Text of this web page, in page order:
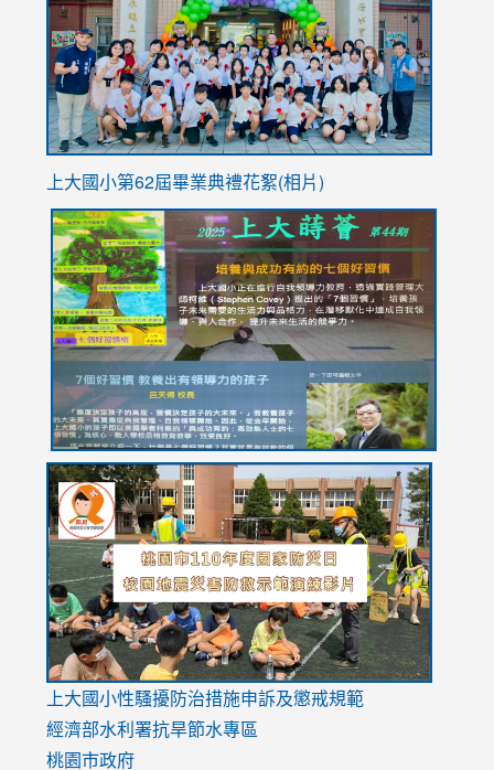
上大國小第62屆畢業典禮花絮(相片)
link
to
https://drive.google.com/file/d/1I-
YfDQppRvyMk686kIw6SBbssEIZ6WnT/view?
usp=sharing
link
to
https://sites.google.com/stes.tyc.edu.tw/
link
to
https://drive.google.com/file/d/
usp=sharing
link
to
https://www.youtube.com/watch?
上大國小性騷擾防治措施申訴及懲戒規範
經濟部水利署抗旱節水專區
桃園市政府